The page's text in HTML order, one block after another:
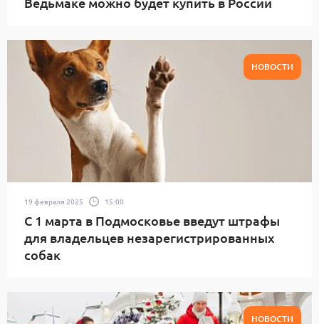
НОВОСТИ
19 февраля 2025 15:00
С 1 марта в Подмосковье введут штрафы
для владельцев незарегистрированных
собак
НОВОСТИ